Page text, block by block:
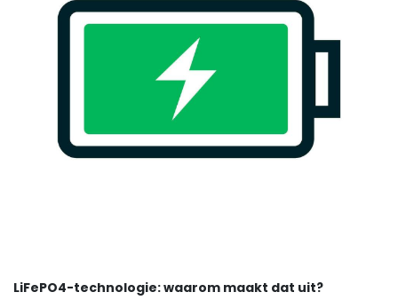
LiFePO4-technologie: waarom maakt dat uit?